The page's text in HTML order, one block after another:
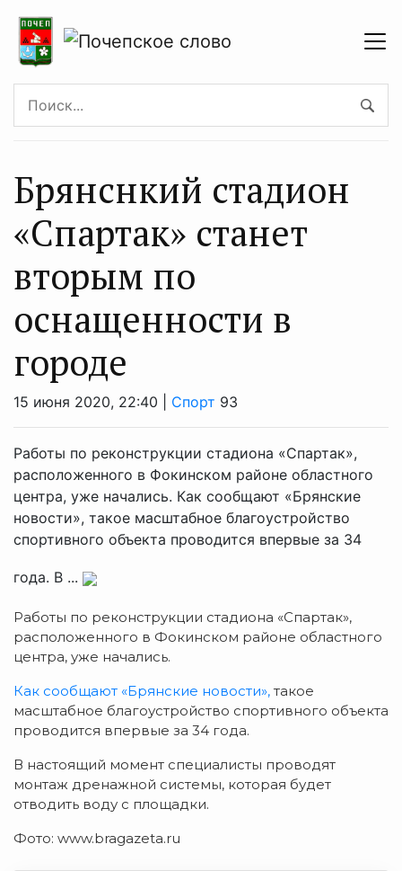
Брянснкий стадион
«Спартак» станет
вторым по
оснащенности в
городе
15 июня 2020, 22:40 | Спорт 93
Работы по реконструкции стадиона «Спартак»,
расположенного в Фокинском районе областного
центра, уже начались. Как сообщают «Брянские
новости», такое масштабное благоустройство
спортивного объекта проводится впервые за 34
года. В ...
Работы по реконструкции стадиона «Спартак»,
расположенного в Фокинском районе областного
центра, уже начались.
Как сообщают «Брянские новости», такое
масштабное благоустройство спортивного объекта
проводится впервые за 34 года.
В настоящий момент специалисты проводят
монтаж дренажной системы, которая будет
отводить воду с площадки.
Фото: www.bragazeta.ru